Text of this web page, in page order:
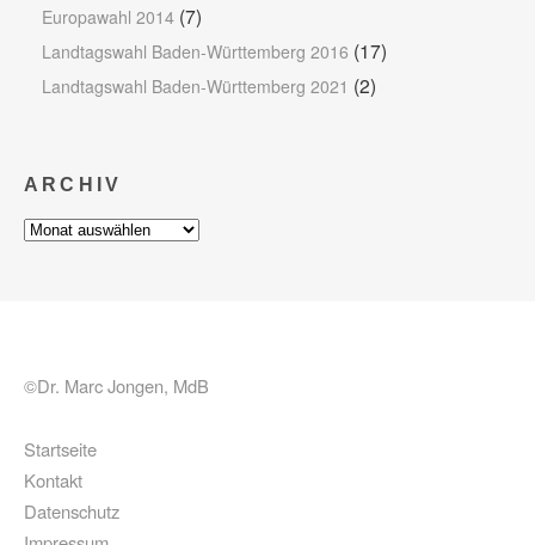
Europawahl 2014 (7)
Landtagswahl Baden-Württemberg 2016 (17)
Landtagswahl Baden-Württemberg 2021 (2)
ARCHIV
Archiv
©Dr. Marc Jongen, MdB
Startseite
Kontakt
Datenschutz